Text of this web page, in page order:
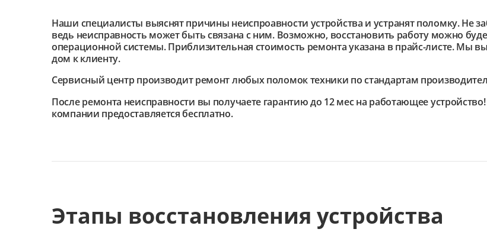
Наши специалисты выяснят причины неиспроавности устройства и устранят поломку. Не
ведь неисправность может быть связана с ним. Возможно, восстановить работу можно
операционной системы. Приблизительная стоимость ремонта указана в прайс-листе. Мы
дом к клиенту.
Сервисный центрпроизводит ремонт любых поломок техники по стандартам
После ремонта неисправности вы получаете гарантию до 12 мес на работающее
компании предоставляется бесплатно.
Этапы восстановления устройства